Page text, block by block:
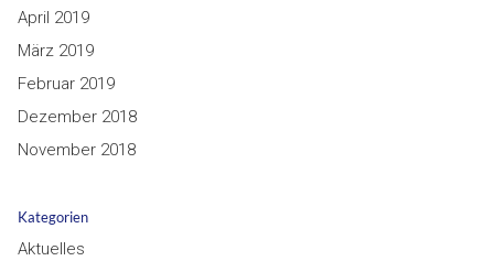
April 2019
März 2019
Februar 2019
Dezember 2018
November 2018
Kategorien
Aktuelles